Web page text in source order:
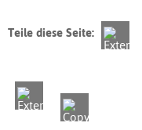
Teile diese Seite: